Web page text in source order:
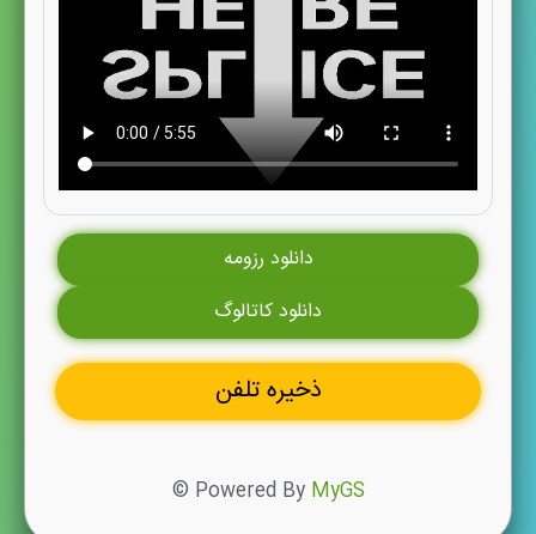
دانلود رزومه
دانلود کاتالوگ
ذخیره تلفن
© Powered By MyGS